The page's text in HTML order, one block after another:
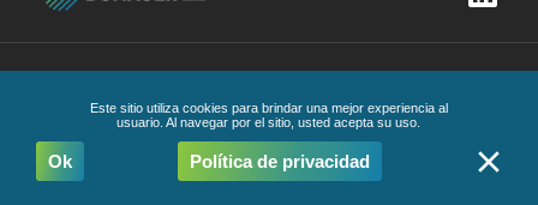
Todos los derechos reservados 2026
Conducta
Este sitio utiliza cookies para brindar una mejor experiencia al
usuario. Al navegar por el sitio, usted acepta su uso.
Ok Política de privacidad